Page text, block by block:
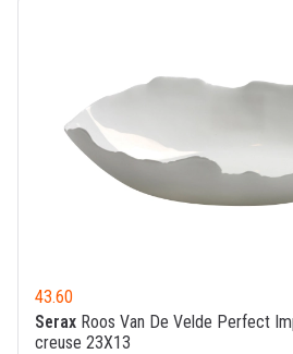
43.60
Serax Roos Van De Velde Perfect
creuse 23X13